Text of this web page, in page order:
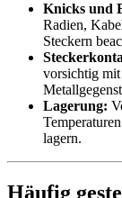
Knicks und
Radien,
Steckern
vorsichtig
Lagerung:
lagern.
Häufig